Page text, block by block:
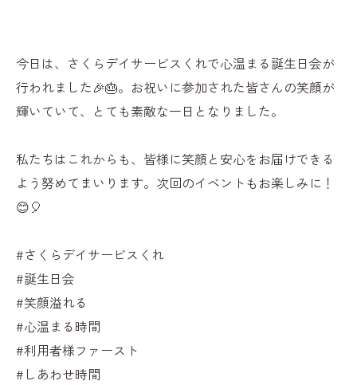
今日は、さくらデイサービスくれで心温まる誕生日会が
行われました🎉🎂。お祝いに参加された皆さんの笑顔が
輝いていて、とても素敵な一日となりました。
私たちはこれからも、皆様に笑顔と安心をお届けできる
よう努めてまいります。次回のイベントもお楽しみに！
😊🎈
#さくらデイサービスくれ
#誕生日会
#笑顔溢れる
#心温まる時間
#利用者様ファースト
#しあわせ時間